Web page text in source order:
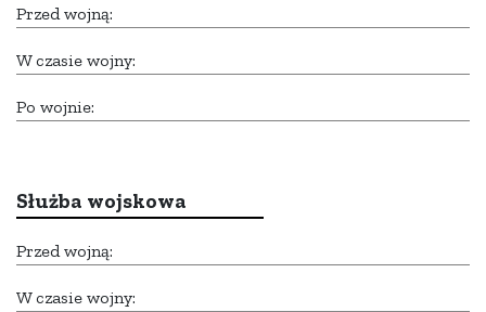
Przed wojną:
W czasie wojny:
Po wojnie:
Służba wojskowa
Przed wojną:
W czasie wojny: